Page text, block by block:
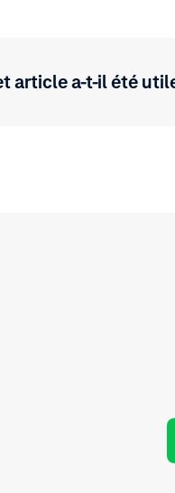
article a-t-il été